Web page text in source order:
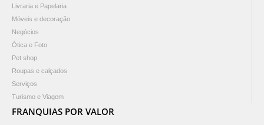
Livraria e Papelaria
Móveis e decoração
Negócios
Ótica e Foto
Pet shop
Roupas e calçados
Serviços
Turismo e Viagem
FRANQUIAS POR VALOR